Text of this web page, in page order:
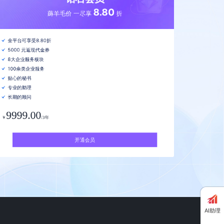
薅羊毛价 一尽享 8.80 折
全平台可享受8.80折
5000 元返现代金券
8大企业服务板块
100余类企业服务
贴心的秘书
专业的助理
长期的顾问
￥ 9999.00/3年
开通会员
AI助理